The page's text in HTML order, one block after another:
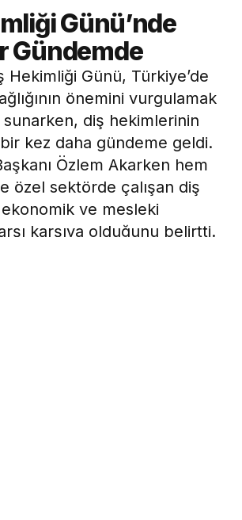
Günü’nde
Gündemde
Hekimliği Günü, Türkiye’de
önemini vurgulamak
sunarken, diş hekimlerinin
kez daha gündeme geldi.
Özlem Akarken hem
özel sektörde çalışan diş
ve mesleki
karşıya olduğunu belirtti.